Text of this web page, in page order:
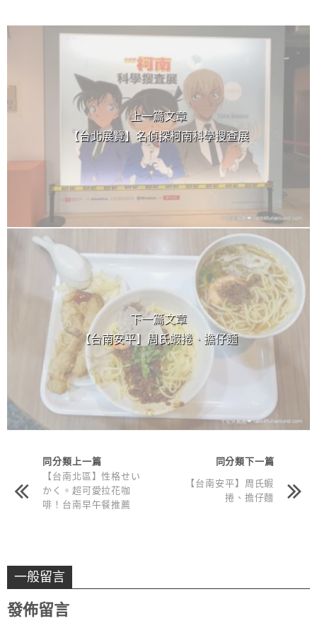
上 / 下一篇文章
上一篇文章
【台北展覽】名偵探柯南科學搜查展
下一篇文章
【台南安平】周氏蝦捲、擔仔麵
同分類上一篇
【台南北區】性格せい
かく。超可愛拉花咖
啡！台南早午餐推薦
同分類下一篇
【台南安平】周氏蝦
捲、擔仔麵
一般留言
發佈留言